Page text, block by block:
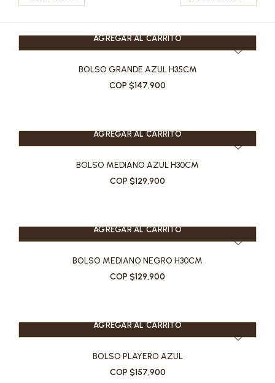
AGREGAR AL CARRITO
BOLSO GRANDE AZUL H35CM
COP $147,900
AGREGAR AL CARRITO
BOLSO MEDIANO AZUL H30CM
COP $129,900
AGREGAR AL CARRITO
BOLSO MEDIANO NEGRO H30CM
COP $129,900
AGREGAR AL CARRITO
BOLSO PLAYERO AZUL
COP $157,900